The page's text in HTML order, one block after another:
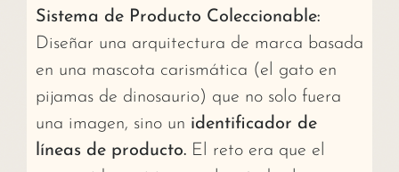
Sistema de Producto Coleccionable:
Diseñar una arquitectura de marca basada
en una mascota carismática (el gato en
pijamas de dinosaurio) que no solo fuera
una imagen, sino un identificador de
líneas de producto. El reto era que el